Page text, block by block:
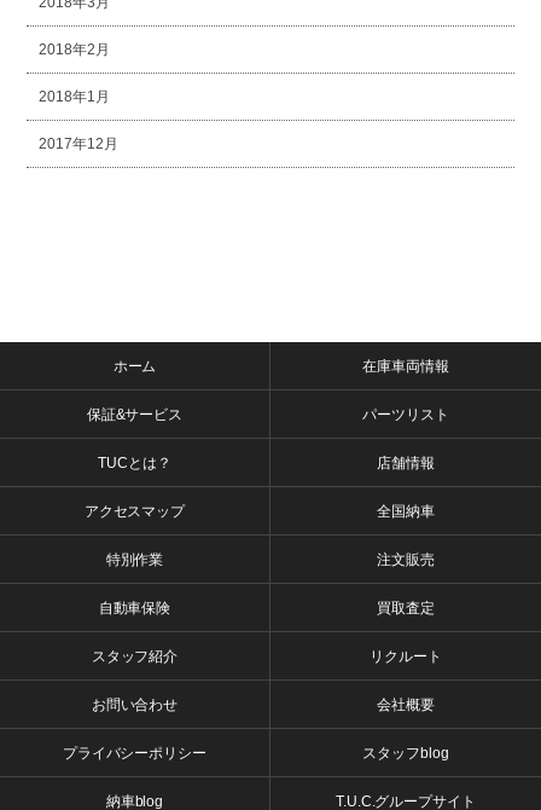
2018年2月
2018年1月
2017年12月
ホーム 在庫車両情報
保証&サービス パーツリスト
TUCとは？ 店舗情報
アクセスマップ 全国納車
特別作業 注文販売
自動車保険 買取査定
スタッフ紹介 リクルート
お問い合わせ 会社概要
プライバシーポリシー スタッフblog
納車blog T.U.C.グループサイト